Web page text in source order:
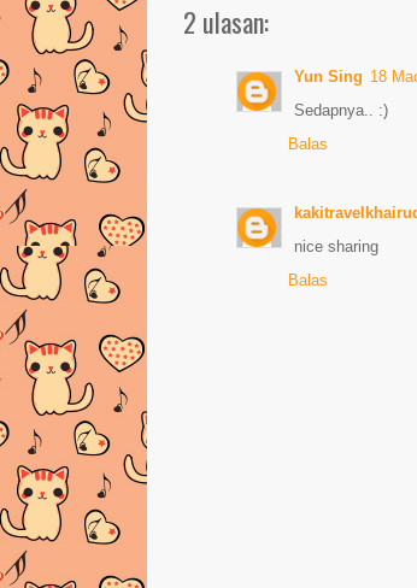
2 ulasan:
Yun Sing 18
Sedapnya.. :)
Balas
nice sharing
Balas